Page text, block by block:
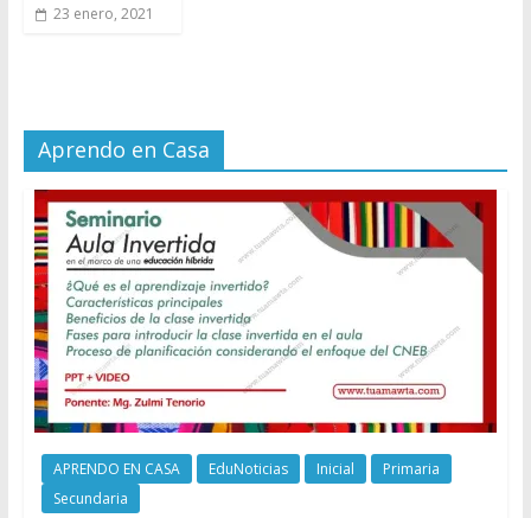
23 enero, 2021
Aprendo en Casa
APRENDO EN CASA EduNoticias Inicial
Primaria
Secundaria